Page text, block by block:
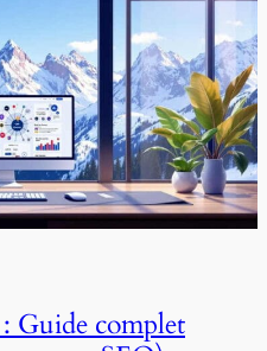
Guide complet